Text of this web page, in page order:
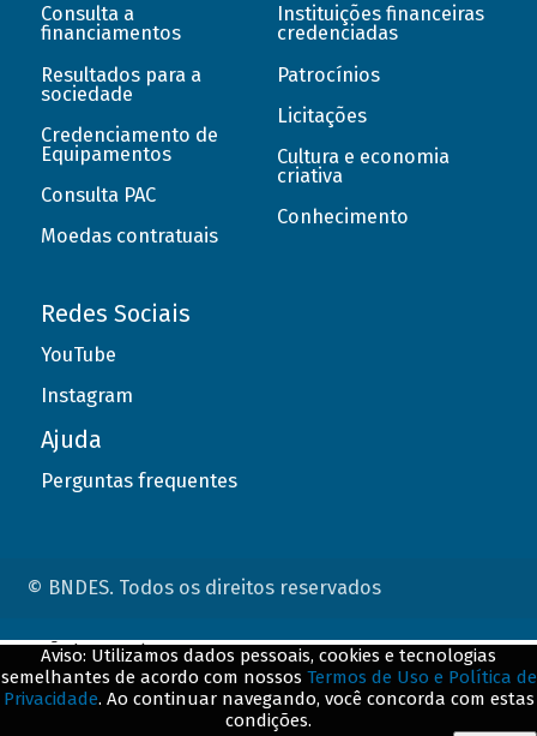
Consulta a
financiamentos
Resultados para a
sociedade
Credenciamento de
Equipamentos
Consulta PAC
Moedas contratuais
Instituições financeiras
credenciadas
Patrocínios
Licitações
Cultura e economia
criativa
Conhecimento
Redes Sociais
YouTube
Instagram
Ajuda
Perguntas frequentes
© BNDES. Todos os direitos reservados
Aviso: Utilizamos dados pessoais, cookies e tecnologias
semelhantes de acordo com nossos Termos de Uso e Política de
Privacidade. Ao continuar navegando, você concorda com estas
condições.
ConteÃºdo complementar
${title}${badge}